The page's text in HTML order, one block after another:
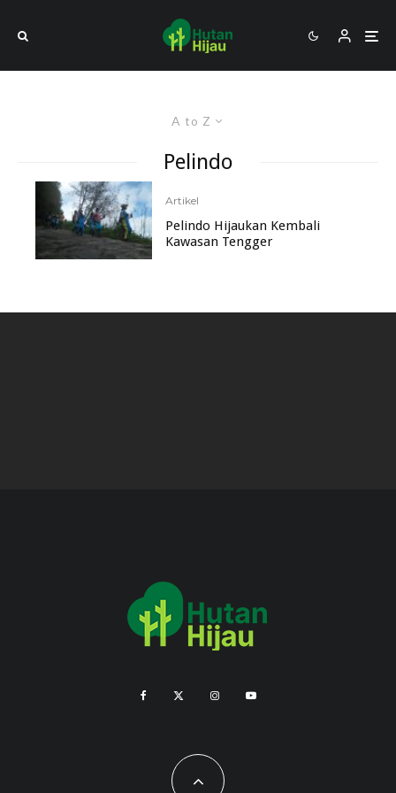
A to Z
Pelindo
Artikel
Pelindo Hijaukan Kembali
Kawasan Tengger